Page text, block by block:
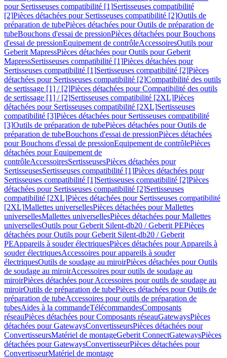
pour Sertisseuses compatibilité [1]Sertisseuses compatibilité
[2]Pièces détachées pour Sertisseuses compatibilité [2]Outils de
préparation de tubePièces détachées pour Outils de préparation de
tubeBouchons d'essai de pressionPièces détachées pour Bouchons
d'essai de pressionEquipement de contrôleAccessoiresOutils pour
Geberit MapressPièces détachées pour Outils pour Geberit
MapressSertisseuses compatibilité [1]Pièces détachées pour
Sertisseuses compatibilité [1]Sertisseuses compatibilité [2]Pièces
détachées pour Sertisseuses compatibilité [2]Compatibilité des outils
de sertissage [1] / [2]Pièces détachées pour Compatibilité des outils
de sertissage [1] / [2]Sertisseuses compatibilité [2XL]Pièces
détachées pour Sertisseuses compatibilité [2XL]Sertisseuses
compatibilité [3]Pièces détachées pour Sertisseuses compatibilité
[3]Outils de préparation de tubePièces détachées pour Outils de
préparation de tubeBouchons d'essai de pressionPièces détachées
pour Bouchons d'essai de pressionEquipement de contrôlePièces
détachées pour Equipement de
contrôleAccessoiresSertisseusesPièces détachées pour
SertisseusesSertisseuses compatibilité [1]Pièces détachées pour
Sertisseuses compatibilité [1]Sertisseuses compatibilité [2]Pièces
détachées pour Sertisseuses compatibilité [2]Sertisseuses
compatibilité [2XL]Pièces détachées pour Sertisseuses compatibilité
[2XL]Mallettes universellesPièces détachées pour Mallettes
universellesMallettes universellesPièces détachées pour Mallettes
universellesOutils pour Geberit Silent-db20 / Geberit PEPièces
détachées pour Outils pour Geberit Silent-db20 / Geberit
PEAppareils à souder électriquesPièces détachées pour Appareils à
souder électriquesAccessoires pour appareils à souder
électriquesOutils de soudage au miroirPièces détachées pour Outils
de soudage au miroirAccessoires pour outils de soudage au
miroirPièces détachées pour Accessoires pour outils de soudage au
miroirOutils de préparation de tubePièces détachées pour Outils de
préparation de tubeAccessoires pour outils de préparation de
tubesAides à la commandeTélécommandesComposants
réseauPièces détachées pour Composants réseauGatewaysPièces
détachées pour GatewaysConvertisseursPièces détachées pour
ConvertisseursMatériel de montageGeberit ConnectGatewaysPièces
détachées pour GatewaysConvertisseurPièces détachées pour
ConvertisseurMatériel de montage